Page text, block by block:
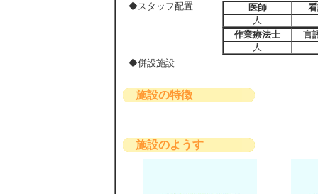
◆スタッフ配置
医師
人
作業療法士
言
人
◆併設施設
施設の特徴
施設のようす